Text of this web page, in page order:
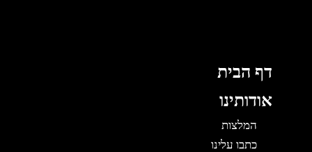
דף הבית
אודותינו
המלצות
כתבו עלינו